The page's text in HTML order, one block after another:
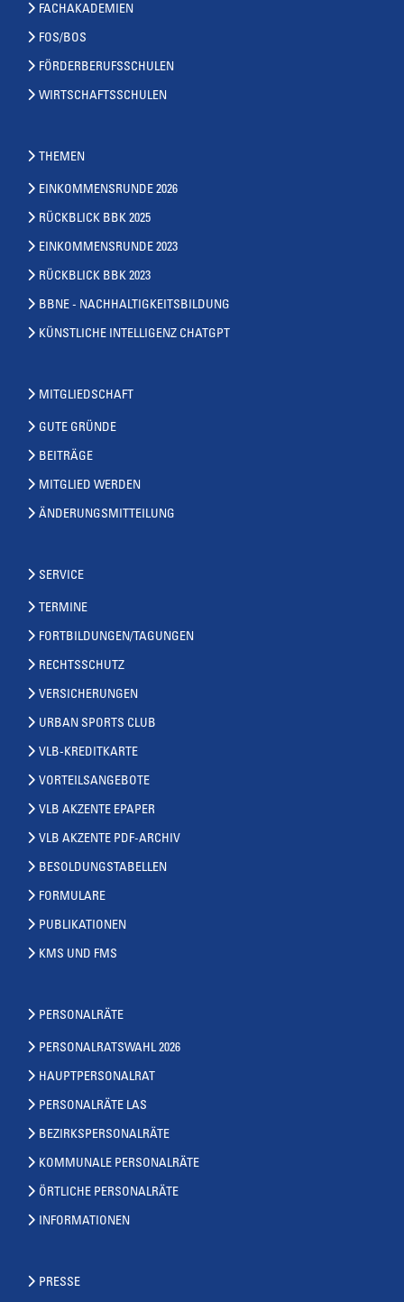
FACHAKADEMIEN
FOS/BOS
FÖRDERBERUFSSCHULEN
WIRTSCHAFTSSCHULEN
THEMEN
EINKOMMENSRUNDE 2026
RÜCKBLICK BBK 2025
EINKOMMENSRUNDE 2023
RÜCKBLICK BBK 2023
BBNE - NACHHALTIGKEITSBILDUNG
KÜNSTLICHE INTELLIGENZ CHATGPT
MITGLIEDSCHAFT
GUTE GRÜNDE
BEITRÄGE
MITGLIED WERDEN
ÄNDERUNGSMITTEILUNG
SERVICE
TERMINE
FORTBILDUNGEN/TAGUNGEN
RECHTSSCHUTZ
VERSICHERUNGEN
URBAN SPORTS CLUB
VLB-KREDITKARTE
VORTEILSANGEBOTE
VLB AKZENTE EPAPER
VLB AKZENTE PDF-ARCHIV
BESOLDUNGSTABELLEN
FORMULARE
PUBLIKATIONEN
KMS UND FMS
PERSONALRÄTE
PERSONALRATSWAHL 2026
HAUPTPERSONALRAT
PERSONALRÄTE LAS
BEZIRKSPERSONALRÄTE
KOMMUNALE PERSONALRÄTE
ÖRTLICHE PERSONALRÄTE
INFORMATIONEN
PRESSE